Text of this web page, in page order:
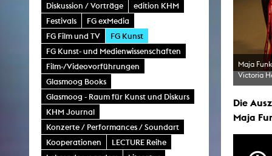
Diskussion / Vorträge
edition KHM
Festivals
FG exMedia
FG Film und TV
FG Kunst
FG Kunst- und Medienwissenschaften
Film-/Videovorführungen
Glasmoog Books
Glasmoog - Raum für Kunst und Diskurs
KHM Journal
Konzerte / Performances / Soundart
Kooperationen
LECTURE Reihe
Maja
Victoria
Die
Maja